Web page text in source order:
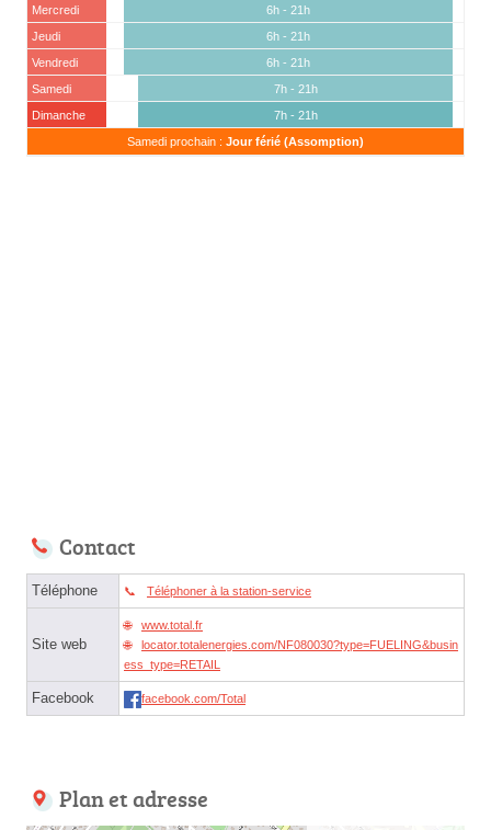
Mercredi
6h - 21h
Jeudi
6h - 21h
Vendredi
6h - 21h
Samedi
7h - 21h
Dimanche
7h - 21h
Samedi prochain : Jour férié (Assomption)
Contact
Téléphone Téléphoner à la station-service
Site web
www.total.fr
locator.totalenergies.com/NF080030?type=FUELING&busin
ess_type=RETAIL
Facebook facebook.com/Total
Plan et adresse